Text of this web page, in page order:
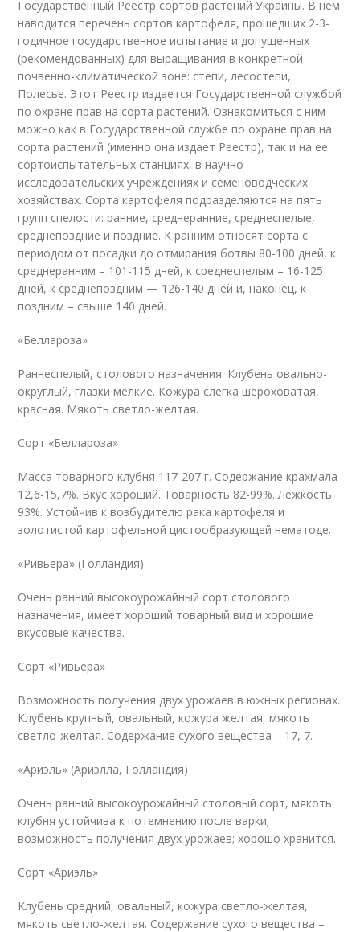
Государственный Реестр сортов растений Украины. В нем
наводится перечень сортов картофеля, прошедших 2-3-
годичное государственное испытание и допущенных
(рекомендованных) для выращивания в конкретной
почвенно-климатической зоне: степи, лесостепи,
Полесье. Этот Реестр издается Государственной службой
по охране прав на сорта растений. Ознакомиться с ним
можно как в Государственной службе по охране прав на
сорта растений (именно она издает Реестр), так и на ее
сортоиспытательных станциях, в научно-
исследовательских учреждениях и семеноводческих
хозяйствах. Сорта картофеля подразделяются на пять
групп спелости: ранние, среднеранние, среднеспелые,
среднепоздние и поздние. К ранним относят сорта с
периодом от посадки до отмирания ботвы 80-100 дней, к
среднеранним – 101-115 дней, к среднеспелым – 16-125
дней, к среднепоздним — 126-140 дней и, наконец, к
поздним – свыше 140 дней.
«Беллароза»
Раннеспелый, столового назначения. Клубень овально-
округлый, глазки мелкие. Кожура слегка шероховатая,
красная. Мякоть светло-желтая.
Сорт «Беллароза»
Масса товарного клубня 117-207 г. Содержание крахмала
12,6-15,7%. Вкус хороший. Товарность 82-99%. Лежкость
93%. Устойчив к возбудителю рака картофеля и
золотистой картофельной цистообразующей нематоде.
«Ривьера» (Голландия)
Очень ранний высокоурожайный сорт столового
назначения, имеет хороший товарный вид и хорошие
вкусовые качества.
Сорт «Ривьера»
Возможность получения двух урожаев в южных регионах.
Клубень крупный, овальный, кожура желтая, мякоть
светло-желтая. Содержание сухого вещества – 17, 7.
«Ариэль» (Ариэлла, Голландия)
Очень ранний высокоурожайный столовый сорт, мякоть
клубня устойчива к потемнению после варки;
возможность получения двух урожаев; хорошо хранится.
Сорт «Ариэль»
Клубень средний, овальный, кожура светло-желтая,
мякоть светло-желтая. Содержание сухого вещества –